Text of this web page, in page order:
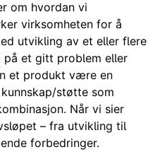
om hvordan vi
virksomheten for å
utvikling av et eller flere
på et gitt problem eller
et produkt være en
støtte som
Når vi sier
– fra utvikling til
forbedringer.